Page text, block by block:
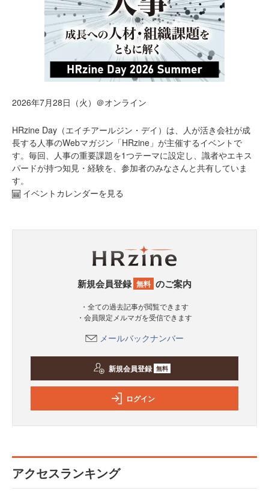
2026年7月28日（火）＠オンライン
HRzine Day（エイチアールジン・デイ）は、人が活き会社が成
長する人事のWebマガジン「HRzine」が主催するイベントで
す。毎回、人事の重要課題を1つテーマに設定し、識者やエキス
パードが持つ知見・経験を、参加者のみなさんと共有していま
す。
イベントカレンダーを見る
新規会員登録 無料 のご案内
・全ての過去記事が閲覧できます
・会員限定メルマガを受信できます
メールバックナンバー
新規会員登録 無料
ログイン
アクセスランキング